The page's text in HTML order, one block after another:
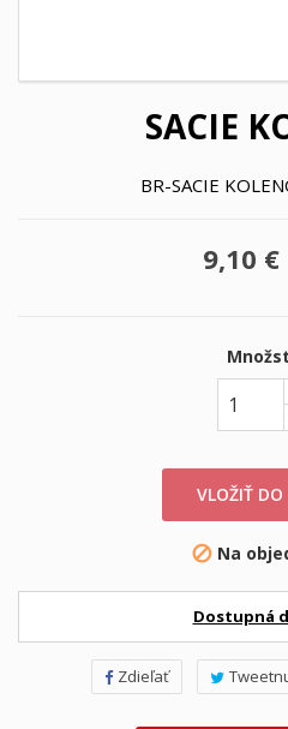
SACIE
BR-SACIE
9,10 €
VLOŽIŤ DO
 Na
Dostupná
Zdieľať